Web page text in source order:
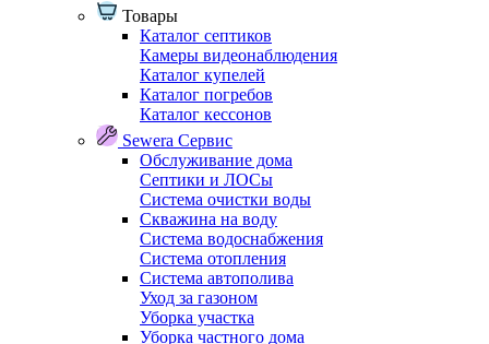
Товары
Каталог септиков
Камеры видеонаблюдения
Каталог купелей
Каталог погребов
Каталог кессонов
Sewera Сервис
Обслуживание дома
Септики и ЛОСы
Система очистки воды
Скважина на воду
Система водоснабжения
Система отопления
Система автополива
Уход за газоном
Уборка участка
Уборка частного дома